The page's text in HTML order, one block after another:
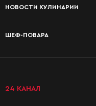
НОВОСТИ КУЛИНАРИИ
ШЕФ-ПОВАРА
24 КАНАЛ